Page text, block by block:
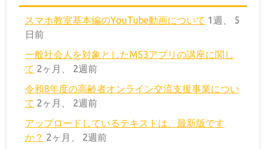
スマホ教室基本編のYouTube動画について 1週、 5
日前
一般社会人を対象としたMS3アプリの講座に関し
て 2ヶ月、 2週前
令和8年度の高齢者オンライン交流支援事業につい
て 2ヶ月、 2週前
アップロードしているテキストは、最新版です
か？ 2ヶ月、 2週前